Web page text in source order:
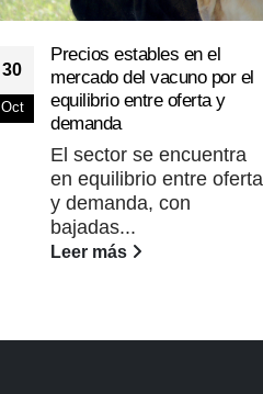
30
Oct
Precios estables en el
mercado del vacuno por el
equilibrio entre oferta y
demanda
El sector se encuentra
en equilibrio entre oferta
y demanda, con
bajadas...
Leer más